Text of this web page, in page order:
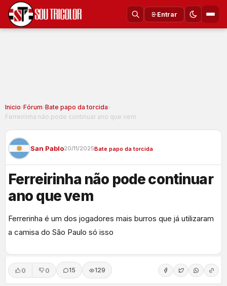
Entrar
Inicio›Fórum›Bate papo da torcida›
Ferreirinha não pode continuar ano que vem
San Pablo20/11/2025Bate papo da torcida
Ferreirinha não pode continuar
ano que vem
Ferrerinha é um dos jogadores mais burros que já utilizaram
a camisa do São Paulo só isso
0 0 15 129